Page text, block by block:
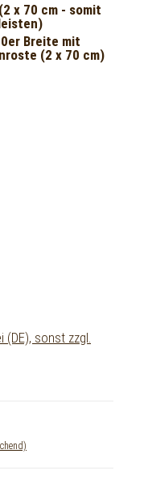
x 70 cm - somit
Breite mit
(2 x 70 cm)
sonst zzgl.